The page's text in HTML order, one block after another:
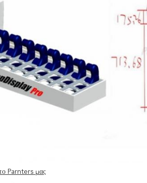
Parnters μας